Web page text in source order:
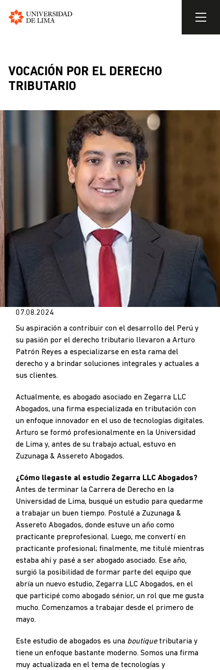
main
content
BREADCRUMB
VOCACIÓN POR EL DERECHO
TRIBUTARIO
07.08.2024
Su aspiración a contribuir con el desarrollo del Perú y
su pasión por el derecho tributario llevaron a Arturo
Patrón Reyes a especializarse en esta rama del
derecho y a brindar soluciones integrales y actuales a
sus clientes.
Actualmente, es abogado asociado en Zegarra LLC
Abogados, una firma especializada en tributación con
un enfoque innovador en el uso de tecnologías digitales.
Arturo se formó profesionalmente en la Universidad
de Lima y, antes de su trabajo actual, estuvo en
Zuzunaga & Assereto Abogados.
¿Cómo llegaste al estudio Zegarra LLC Abogados?
Antes de terminar la Carrera de Derecho en la
Universidad de Lima, busqué un estudio para quedarme
a trabajar un buen tiempo. Postulé a Zuzunaga &
Assereto Abogados, donde estuve un año como
practicante preprofesional. Luego, me convertí en
practicante profesional; finalmente, me titulé mientras
estaba ahí y pasé a ser abogado asociado. Ese año,
surgió la posibilidad de formar parte del equipo que
abría un nuevo estudio, Zegarra LLC Abogados, en el
que participé como abogado sénior, un rol que me gusta
mucho. Comenzamos a trabajar desde el primero de
mayo.
Este estudio de abogados es una boutiquetributaria y
tiene un enfoque bastante moderno. Somos una firma
muy actualizada en el tema de tecnologías y